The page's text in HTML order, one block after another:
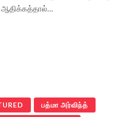
ஆதிக்கத்தால்…
பத்மா அர்விந்த்